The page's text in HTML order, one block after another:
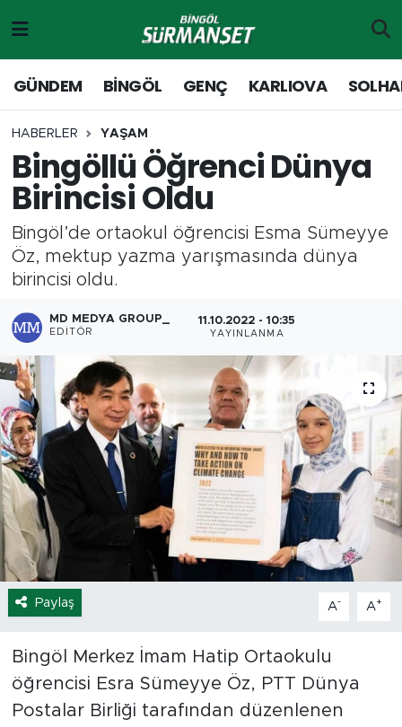
GÜNDEM BİNGÖL GENÇ KARLIOVA
HABERLER YAŞAM
Bingöllü Öğrenci Dünya
Birincisi Oldu
Bingöl’de ortaokul öğrencisi Esma Sümeyye
Öz, mektup yazma yarışmasında dünya
birincisi oldu.
MD MEDYA GROUP_
EDITÖR
11.10.2022 - 10:35
YAYINLANMA
Paylaş A- A+
Bingöl Merkez İmam Hatip Ortaokulu
öğrencisi Esra Sümeyye Öz, PTT Dünya
Postalar Birliği tarafından düzenlenen
Genç
Solhan
Karlıova
Adaklı-Kiğı
Siyaset
Spor
Sağlık
Eğitim
Ekonomi
Hava Durumu
Tavz Der
Merkez Hava Durumu
Merkez Trafik Yoğunluk Haritası
Süper Lig Puan Durumu ve Fikstür
Tüm Manşetler